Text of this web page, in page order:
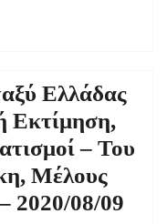
Ελλάδας
Εκτίμηση,
– Του
Μέλους
2020/08/09